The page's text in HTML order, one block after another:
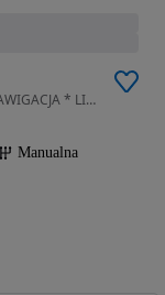
1598 cm3 • 170 KM • 1.6T BENZYNA * sedan * NAWIGACJA * LIFT * super * xenon * 2x PDC
Manualna